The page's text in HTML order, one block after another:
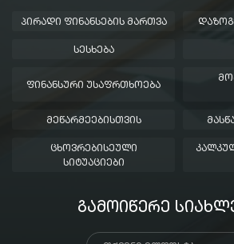
ᲞᲘᲠᲐᲓᲘ ᲤᲘᲜᲐᲜᲡᲔᲑᲘᲡ ᲛᲐᲠᲗᲕᲐ
ᲡᲔᲡᲮᲔᲑᲐ
ᲤᲘᲜᲐᲜᲡᲣᲠᲘ ᲣᲡᲐᲤᲠᲗᲮᲝᲔᲑᲐ
ᲛᲔᲬᲐᲠᲛᲔᲔᲑᲘᲡᲗᲕᲘᲡ
ᲪᲮᲝᲕᲠᲔᲑᲘᲡᲔᲣᲚᲘ
ᲡᲘᲢᲣᲐᲪᲘᲔᲑᲘ
ᲒᲐᲛᲝᲘᲬᲔᲠᲔ